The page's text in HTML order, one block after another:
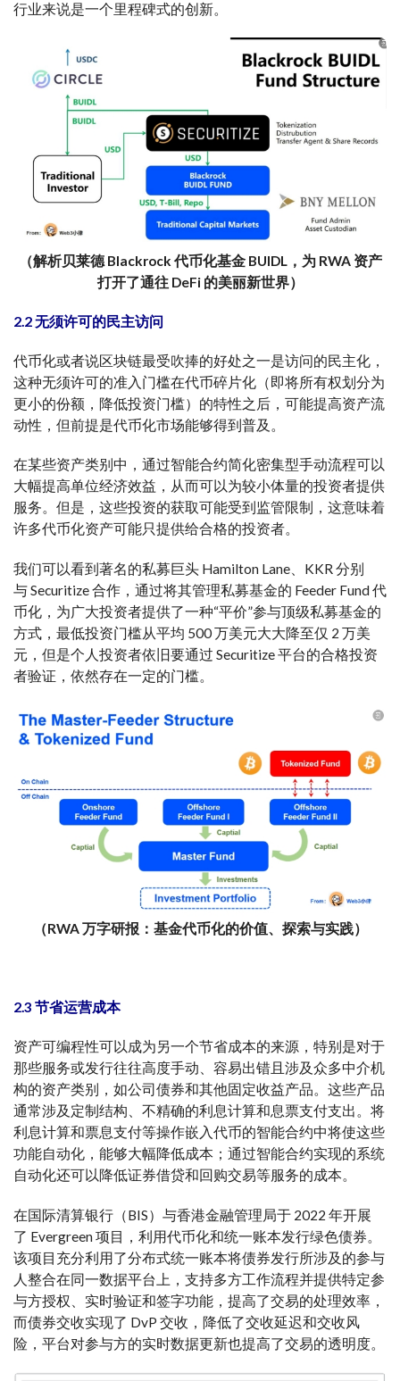
行业来说是一个里程碑式的创新。
（解析贝莱德 Blackrock 代币化基金 BUIDL，为 RWA 资产
打开了通往 DeFi 的美丽新世界）
2.2 无须许可的民主访问
代币化或者说区块链最受吹捧的好处之一是访问的民主化，
这种无须许可的准入门槛在代币碎片化（即将所有权划分为
更小的份额，降低投资门槛）的特性之后，可能提高资产流
动性，但前提是代币化市场能够得到普及。
在某些资产类别中，通过智能合约简化密集型手动流程可以
大幅提高单位经济效益，从而可以为较小体量的投资者提供
服务。但是，这些投资的获取可能受到监管限制，这意味着
许多代币化资产可能只提供给合格的投资者。
我们可以看到著名的私募巨头 Hamilton Lane、KKR 分别
与 Securitize 合作，通过将其管理私募基金的 Feeder Fund 代
币化，为广大投资者提供了一种“平价”参与顶级私募基金的
方式，最低投资门槛从平均 500 万美元大大降至仅 2 万美
元，但是个人投资者依旧要通过 Securitize 平台的合格投资
者验证，依然存在一定的门槛。
（RWA 万字研报：基金代币化的价值、探索与实践）
2.3 节省运营成本
资产可编程性可以成为另一个节省成本的来源，特别是对于
那些服务或发行往往高度手动、容易出错且涉及众多中介机
构的资产类别，如公司债券和其他固定收益产品。这些产品
通常涉及定制结构、不精确的利息计算和息票支付支出。将
利息计算和票息支付等操作嵌入代币的智能合约中将使这些
功能自动化，能够大幅降低成本；通过智能合约实现的系统
自动化还可以降低证券借贷和回购交易等服务的成本。
在国际清算银行（BIS）与香港金融管理局于 2022 年开展
了 Evergreen 项目，利用代币化和统一账本发行绿色债券。
该项目充分利用了分布式统一账本将债券发行所涉及的参与
人整合在同一数据平台上，支持多方工作流程并提供特定参
与方授权、实时验证和签字功能，提高了交易的处理效率，
而债券交收实现了 DvP 交收，降低了交收延迟和交收风
险，平台对参与方的实时数据更新也提高了交易的透明度。